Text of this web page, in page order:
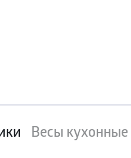
Весы кухонные